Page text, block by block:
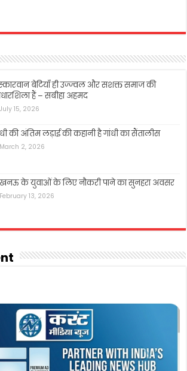
बेटियाँ ही उज्ज्वल और सशक्त समाज की
हैं – सबीहा अहमद
July 15, 2026
की अंतिम लड़ाई की कहानी है गांधी का सैंतालीस
March 2, 2026
के युवाओं के लिए नौकरी पाने का सुनहरा अवसर
February 13, 2026